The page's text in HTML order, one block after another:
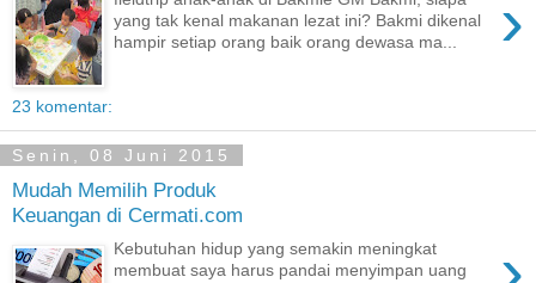
›
yang tak kenal makanan lezat ini? Bakmi dikenal
hampir setiap orang baik orang dewasa ma...
23 komentar:
Senin, 08 Juni 2015
Mudah Memilih Produk
Keuangan di Cermati.com
Kebutuhan hidup yang semakin meningkat
membuat saya harus pandai menyimpan uang